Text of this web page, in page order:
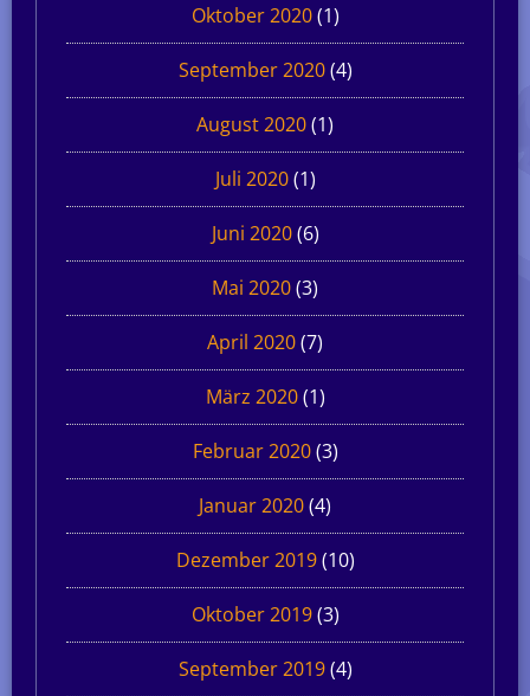
Oktober 2020(1)
September 2020(4)
August 2020(1)
Juli 2020(1)
Juni 2020(6)
Mai 2020(3)
April 2020(7)
März 2020(1)
Februar 2020(3)
Januar 2020(4)
Dezember 2019(10)
Oktober 2019(3)
September 2019(4)